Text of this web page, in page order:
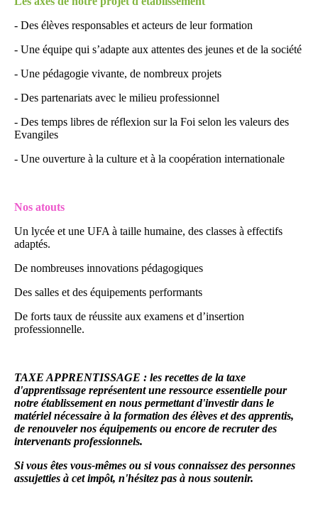
- Des élèves responsables et acteurs de leur formation
- Une équipe qui s’adapte aux attentes des jeunes et de la société
- Une pédagogie vivante, de nombreux projets
- Des partenariats avec le milieu professionnel
- Des temps libres de réflexion sur la Foi selon les valeurs des
Evangiles
- Une ouverture à la culture et à la coopération internationale
Nos atouts
Un lycée et une UFA à taille humaine, des classes à effectifs
adaptés.
De nombreuses innovations pédagogiques
Des salles et des équipements performants
De forts taux de réussite aux examens et d’insertion
professionnelle.
TAXE APPRENTISSAGE : les recettes de la taxe
d'apprentissage représentent une ressource essentielle pour
notre établissement en nous permettant d'investir dans le
matériel nécessaire à la formation des élèves et des apprentis,
de renouveler nos équipements ou encore de recruter des
intervenants professionnels.
Si vous êtes vous-mêmes ou si vous connaissez des personnes
assujetties à cet impôt, n'hésitez pas à nous soutenir.